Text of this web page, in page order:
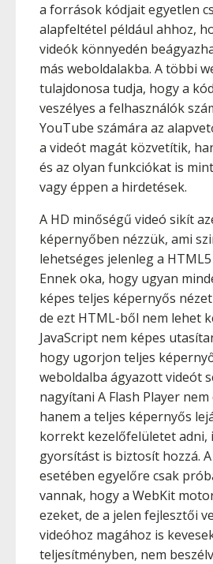
a források kódjait egyetlen
alapfeltétel például ahhoz,
videók könnyedén
más weboldalakba. A többi
tulajdonosa tudja, hogy a
veszélyes a felhasználók
YouTube számára az
a videót magát közvetítik,
és az olyan funkciókat is
vagy éppen a hirdetések.
A HD minőségű videó sikít
képernyőben nézzük, ami
lehetséges jelenleg a
Ennek oka, hogy ugyan
képes teljes képernyős
de ezt HTML-ből nem lehet
JavaScript nem képes
hogy ugorjon teljes
weboldalba ágyazott videót
nagyítani A Flash Player
hanem a teljes képernyős
korrekt kezelőfelületet adni,
gyorsítást is biztosít hozzá.
esetében egyelőre csak
vannak, hogy a WebKit
ezeket, de a jelen fejlesztői
videóhoz magához is
teljesítményben, nem